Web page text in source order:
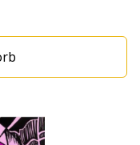
Etüden mit einer
auf einem
ist nur die
du die Möglichkeit
GmbH